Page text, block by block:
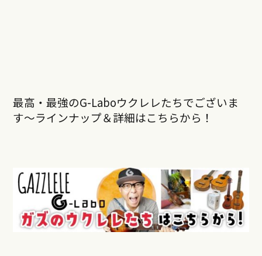
最高・最強のG-Laboウクレレたちでございま
す〜ラインナップ＆詳細はこちらから！